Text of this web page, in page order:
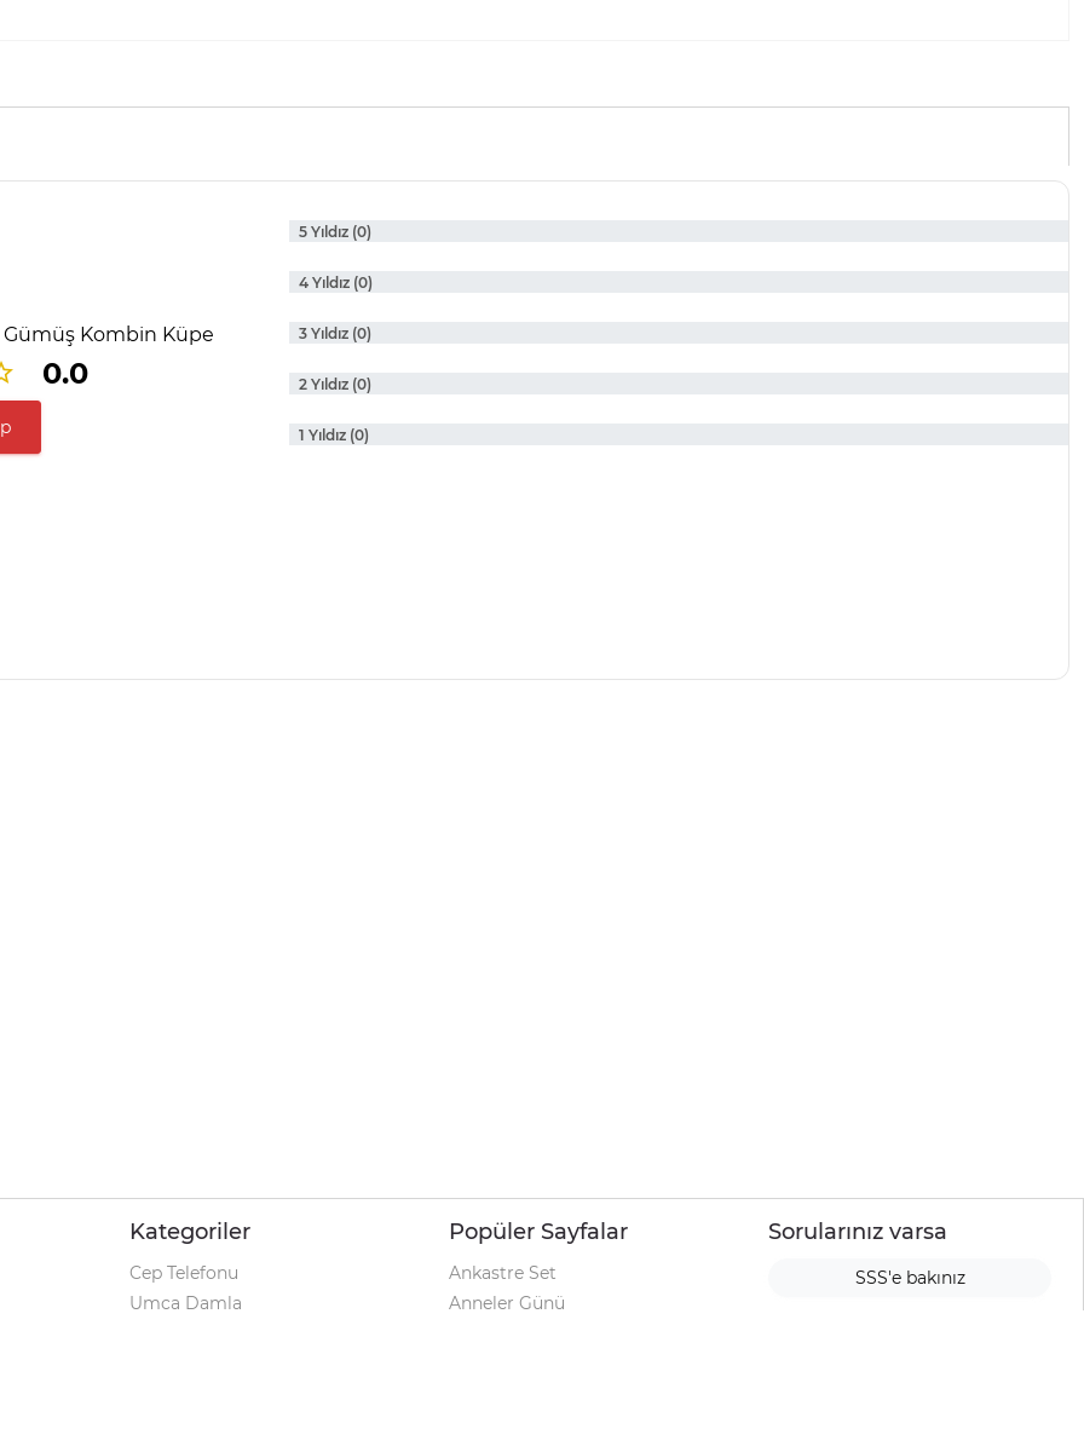
Gümüş Kombin Küpe
0.0
5 Yıldız (0)
4 Yıldız (0)
3 Yıldız (0)
2 Yıldız (0)
1 Yıldız (0)
Kategoriler
Cep Telefonu
Umca Damla
Popüler Sayfalar
Ankastre Set
Anneler Günü
Sorularınız varsa
SSS'e bakınız